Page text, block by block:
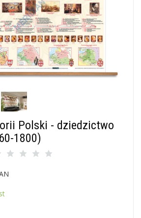
Polski - dziedzictwo
1800)